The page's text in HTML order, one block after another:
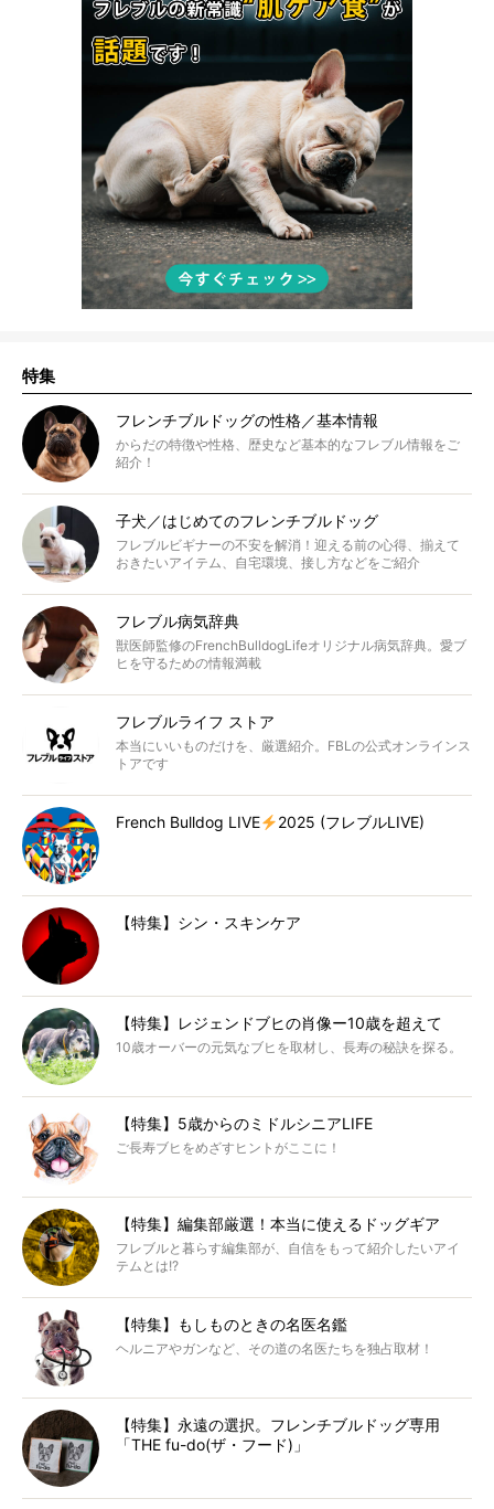
特集
フレンチブルドッグの性格／基本情報
からだの特徴や性格、歴史など基本的なフレブル情報をご
紹介！
子犬／はじめてのフレンチブルドッグ
フレブルビギナーの不安を解消！迎える前の心得、揃えて
おきたいアイテム、自宅環境、接し方などをご紹介
フレブル病気辞典
獣医師監修のFrenchBulldogLifeオリジナル病気辞典。愛ブ
ヒを守るための情報満載
フレブルライフ ストア
本当にいいものだけを、厳選紹介。FBLの公式オンラインス
トアです
French Bulldog LIVE 2025 (フレブルLIVE)
【特集】シン・スキンケア
【特集】レジェンドブヒの肖像ー10歳を超えて
10歳オーバーの元気なブヒを取材し、長寿の秘訣を探る。
【特集】5歳からのミドルシニアLIFE
ご長寿ブヒをめざすヒントがここに！
【特集】編集部厳選！本当に使えるドッグギア
フレブルと暮らす編集部が、自信をもって紹介したいアイ
テムとは!?
【特集】もしものときの名医名鑑
ヘルニアやガンなど、その道の名医たちを独占取材！
【特集】永遠の選択。フレンチブルドッグ専用
「THE fu-do(ザ・フード)」